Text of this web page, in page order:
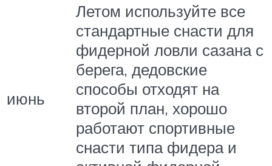
июнь
Летом используйте все
стандартные снасти для
фидерной ловли сазана с
берега, дедовские
способы отходят на
второй план, хорошо
работают спортивные
снасти типа фидера и